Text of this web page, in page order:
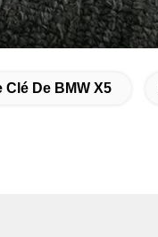
Clé De BMW X5